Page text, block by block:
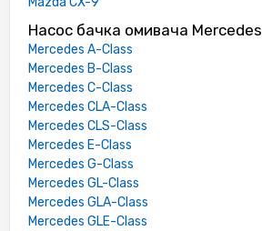
Насос бачка омивача Mercedes
Mercedes A-Class
Mercedes B-Class
Mercedes C-Class
Mercedes CLA-Class
Mercedes CLS-Class
Mercedes E-Class
Mercedes G-Class
Mercedes GL-Class
Mercedes GLA-Class
Mercedes GLE-Class